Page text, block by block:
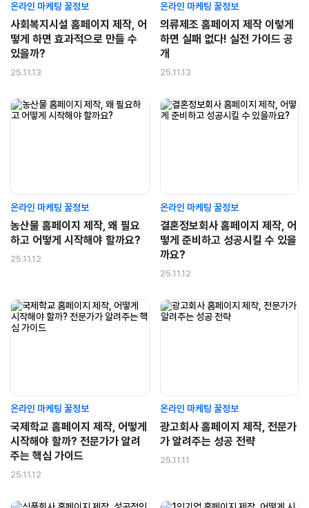
온라인 마케팅 꿀정보
사회복지시설 홈페이지 제작, 어
떻게 하면 효과적으로 만들 수
있을까?
25.11.13
온라인 마케팅 꿀정보
의류제조 홈페이지 제작 이렇게
하면 실패 없다! 실전 가이드 공
개
25.11.13
온라인 마케팅 꿀정보
농산물 홈페이지 제작, 왜 필요
하고 어떻게 시작해야 할까요?
25.11.12
온라인 마케팅 꿀정보
결혼정보회사 홈페이지 제작, 어
떻게 준비하고 성공시킬 수 있을
까요?
25.11.12
온라인 마케팅 꿀정보
국제학교 홈페이지 제작, 어떻게
시작해야 할까? 전문가가 알려
주는 핵심 가이드
25.11.12
온라인 마케팅 꿀정보
광고회사 홈페이지 제작, 전문가
가 알려주는 성공 전략
25.11.11